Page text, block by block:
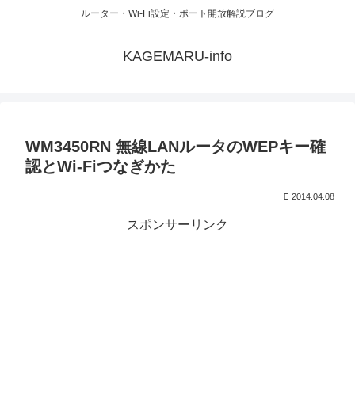
ルーター・Wi-Fi設定・ポート開放解説ブログ
KAGEMARU-info
WM3450RN 無線LANルータのWEPキー確
認とWi-Fiつなぎかた
2014.04.08
スポンサーリンク